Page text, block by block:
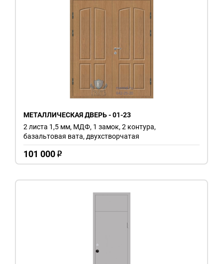
МЕТАЛЛИЧЕСКАЯ ДВЕРЬ - 01-23
101 000 o
2 листа 1,5 мм, МДФ, 1 замок, 2 контура,
базальтовая вата, двухстворчатая